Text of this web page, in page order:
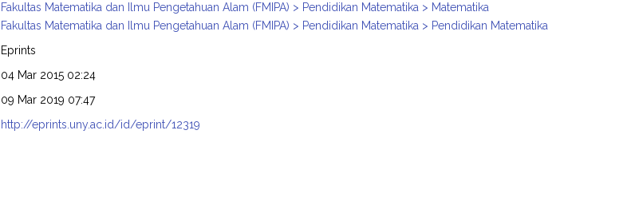
Fakultas Matematika dan Ilmu Pengetahuan Alam (FMIPA) > Pendidikan Matematika > Matematika
Fakultas Matematika dan Ilmu Pengetahuan Alam (FMIPA) > Pendidikan Matematika > Pendidikan Matematika
Eprints
04 Mar 2015 02:24
09 Mar 2019 07:47
http://eprints.uny.ac.id/id/eprint/12319